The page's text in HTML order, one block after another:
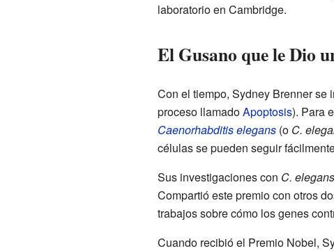
laboratorio en Cambridge.
El Gusano que le Dio
Con el tiempo, Sydney Brenner se
proceso llamadoApoptosis). Para
Caenorhabditis elegans(o C.
células se pueden seguir
Sus investigaciones con C. elegans
Compartió este premio con otros
trabajos sobre cómo los genes
Cuando recibió el Premio Nobel,